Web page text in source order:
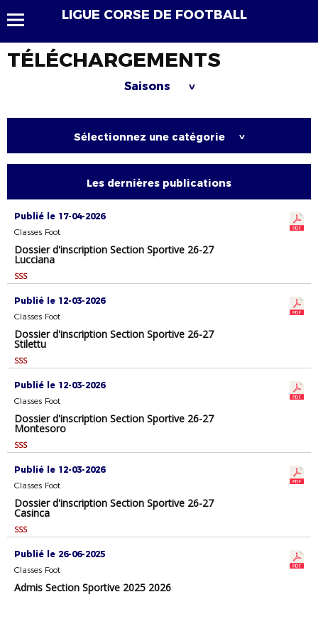
LIGUE CORSE DE FOOTBALL
TÉLÉCHARGEMENTS
Saisons >
Sélectionnez une catégorie >
Les dernières publications
Publié le 17-04-2026
Classes Foot
Dossier d'inscription Section Sportive 26-27
Lucciana
SSS
Publié le 12-03-2026
Classes Foot
Dossier d'inscription Section Sportive 26-27
Stilettu
SSS
Publié le 12-03-2026
Classes Foot
Dossier d'inscription Section Sportive 26-27
Montesoro
SSS
Publié le 12-03-2026
Classes Foot
Dossier d'inscription Section Sportive 26-27
Casinca
SSS
Publié le 26-06-2025
Classes Foot
Admis Section Sportive 2025 2026